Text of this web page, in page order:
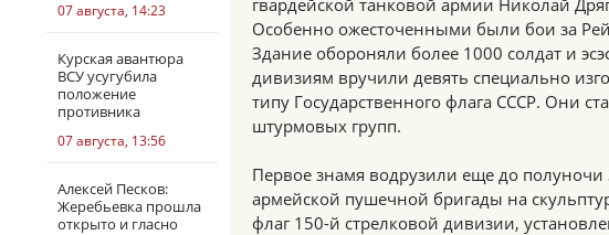
07 августа, 14:23
Курская авантюра
ВСУ усугубила
положение
противника
07 августа, 13:56
Алексей Песков:
Жеребьевка прошла
открыто и гласно
гвардейской танковой армии Николай
Особенно ожесточенными были бои за
Здание обороняли более 1000 солдат и
дивизиям вручили девять специально
типу Государственного флага СССР. Они
штурмовых групп.
Первое знамя водрузили еще до полуночи
армейской пушечной бригады на
флаг 150-й стрелковой дивизии,